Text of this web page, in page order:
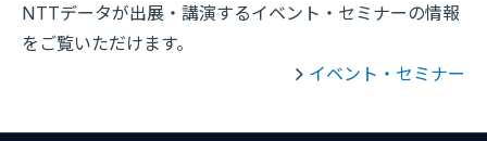
NTTデータが出展・講演するイベント・セミナーの情報
をご覧いただけます。
イベント・セミナー